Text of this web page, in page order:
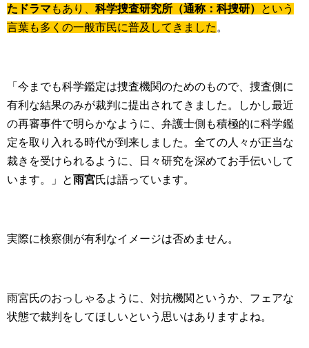
たドラマ もあり、 科学捜査研究所（通称：科捜研）
という
言葉も多くの一般市民に普及してきました 。
「今までも科学鑑定は捜査機関のためのもので、捜査側に
有利な結果のみが裁判に提出されてきました。しかし最近
の再審事件で明らかなように、弁護士側も積極的に科学鑑
定を取り入れる時代が到来しました。全ての人々が正当な
裁きを受けられるように、日々研究を深めてお手伝いして
います。」と雨宮氏は語っています。
実際に検察側が有利なイメージは否めません。
雨宮氏のおっしゃるように、対抗機関というか、フェアな
状態で裁判をしてほしいという思いはありますよね。